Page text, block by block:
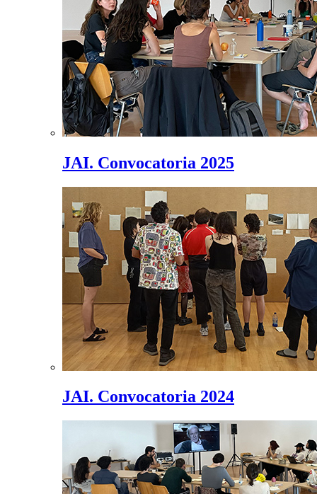
JAI. Convocatoria 2025
JAI. Convocatoria 2024